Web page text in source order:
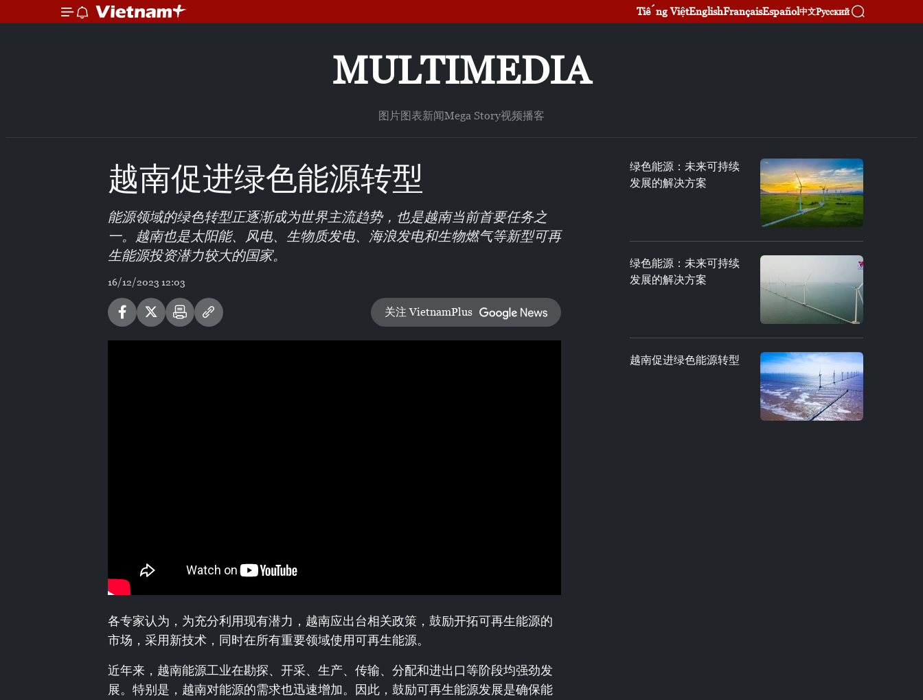
Tiếng ViệtEnglishFrançaisEspañol中文Русский
MULTIMEDIA
图片图表新闻Mega Story视频播客
越南促进绿色能源转型
能源领域的绿色转型正逐渐成为世界主流趋势，也是越南当前首要任务之
一。越南也是太阳能、风电、生物质发电、海浪发电和生物燃气等新型可再
生能源投资潜力较大的国家。
16/12/2023 12:03
关注 VietnamPlus
各专家认为，为充分利用现有潜力，越南应出台相关政策，鼓励开拓可再生能源的
市场，采用新技术，同时在所有重要领域使用可再生能源。
近年来，越南能源工业在勘探、开采、生产、传输、分配和进出口等阶段均强劲发
展。特别是，越南对能源的需求也迅速增加。因此，鼓励可再生能源发展是确保能
绿色能源：未来可持续
发展的解决方案
绿色能源：未来可持续
发展的解决方案
越南促进绿色能源转型